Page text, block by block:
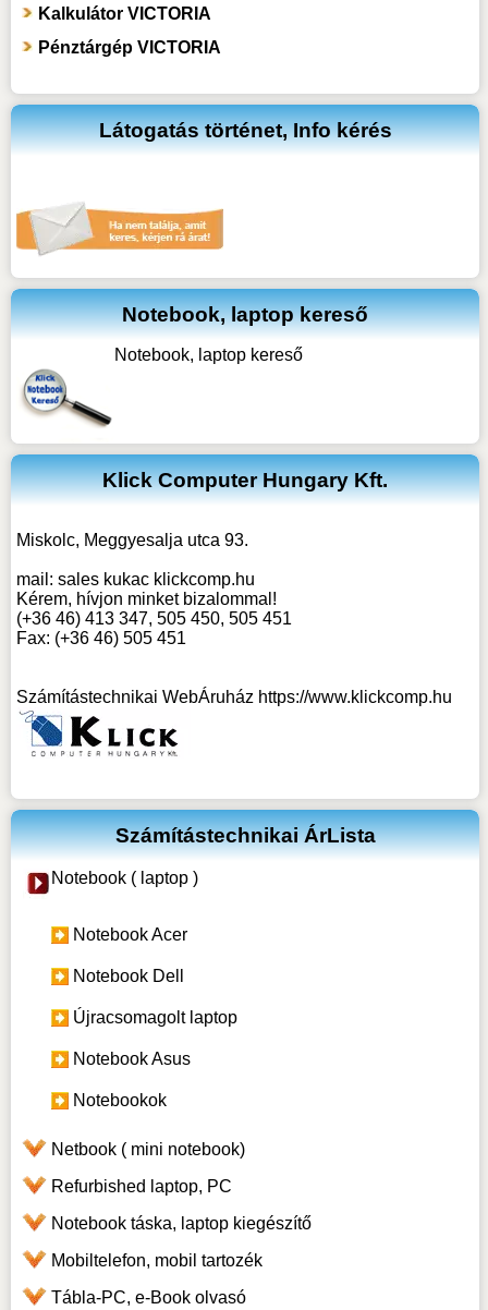
Kalkulátor VICTORIA
Pénztárgép VICTORIA
Látogatás történet, Info kérés
Notebook, laptop kereső
Notebook, laptop kereső
Klick Computer Hungary Kft.
Miskolc, Meggyesalja utca 93.
mail: sales kukac klickcomp.hu
Kérem, hívjon minket bizalommal!
(+36 46) 413 347, 505 450, 505 451
Fax: (+36 46) 505 451
Számítástechnikai WebÁruház https://www.klickcomp.hu
Számítástechnikai ÁrLista
Notebook ( laptop )
Notebook Acer
Notebook Dell
Újracsomagolt laptop
Notebook Asus
Notebookok
Netbook ( mini notebook)
Refurbished laptop, PC
Notebook táska, laptop kiegészítő
Mobiltelefon, mobil tartozék
Tábla-PC, e-Book olvasó